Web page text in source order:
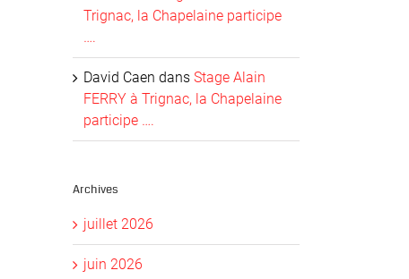
Trignac, la Chapelaine participe
….
David Caen dans Stage Alain
FERRY à Trignac, la Chapelaine
participe ….
Archives
juillet 2026
juin 2026